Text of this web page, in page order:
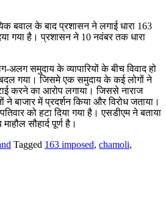
बवाल के बाद प्रशासन ने लगाई धारा 163
गया है। प्रशासन ने 10 नवंबर तक धारा
समुदाय के व्यापारियों के बीच विवाद हो
बदल गया। जिसमे एक समुदाय के कई लोगों ने
करने का आरोप लगाया। जिससे नाराज
ने बाजार में प्रदर्शन किया और विरोध जताया।
को हटा दिया गया है। एसडीएम ने बताया
सौहार्द पूर्ण है।
Tagged 163 imposed, chamoli,